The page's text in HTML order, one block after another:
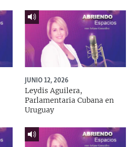
JUNIO 12, 2026
Leydis Aguilera,
Parlamentaria Cubana en
Uruguay